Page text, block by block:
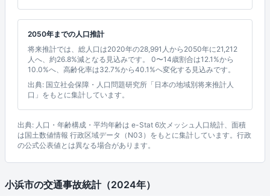
2050年までの人口推計
将来推計では、総人口は2020年の28,991人から2050年に21,212
人へ、約26.8%減となる見込みです。 0〜14歳割合は12.1%から
10.0%へ、高齢化率は32.7%から40.1%へ変化する見込みです。
出典: 国立社会保障・人口問題研究所「日本の地域別将来推計人
口」をもとに集計しています。
出典: 人口・年齢構成・平均年齢は e-Stat 6次メッシュ人口統計、面積
は国土数値情報 行政区域データ（N03）をもとに集計しています。行政
の公式公表値とは異なる場合があります。
小浜市の交通事故統計（2024年）